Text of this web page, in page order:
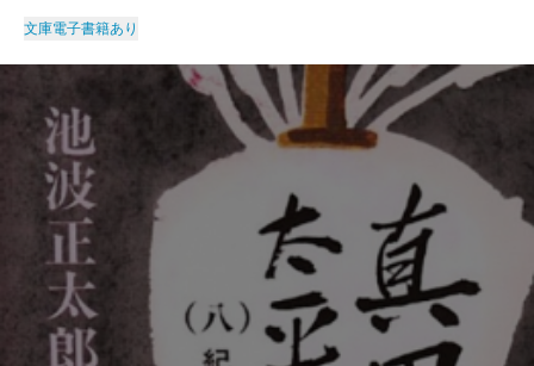
文庫電子書籍あり